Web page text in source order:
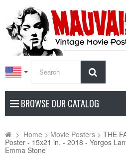
BROWSE OUR CATALOG
> Home > Movie Posters > THE
Poster - 15x21 in. - 2018 - Yorgos
Emma Stone